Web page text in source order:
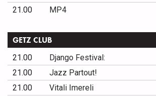
21.00
MP4
GETZ CLUB
21.00
Django Festival:
21.00
Jazz Partout!
21.00
Vitali Imereli